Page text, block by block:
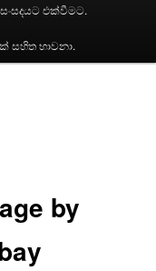
සංසදයට එක්වීමට.
සහිත භාවනා.
by